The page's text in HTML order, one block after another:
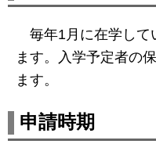
毎年1月に在学して
ます。入学予定者の
ます。
申請時期